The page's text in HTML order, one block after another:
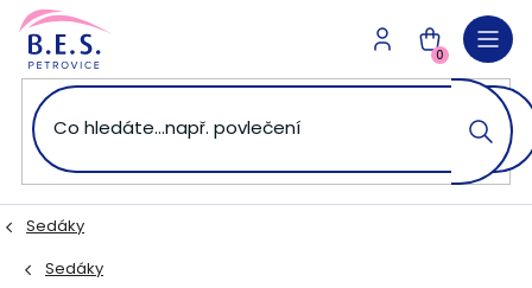
Přejít
obsah
NÁKUPNÍ
KOŠÍK
0
Sedáky
Sedáky